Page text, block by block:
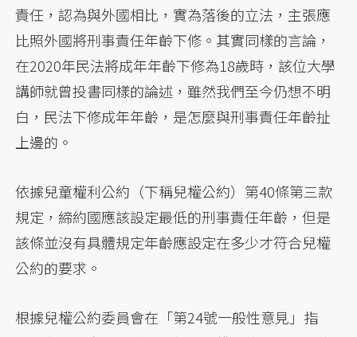
責任，認為與外國相比，實為落後的立法，主張應
比照外國將刑事責任年齡下修。其實同樣的言論，
在2020年民法將成年年齡下修為18歲時，該位大學
講師就曾投書同樣的論述，雖然我們至今仍想不明
白，民法下修成年年齡，是怎麼與刑事責任年齡扯
上邊的。
依據兒童權利公約（下稱兒權公約）第40條第三款
規定，締約國應該設定最低的刑事責任年齡，但是
該條並沒有具體規定年齡應設定在多少才符合兒權
公約的要求。
根據兒權公約委員會在「第24號一般性意見」指